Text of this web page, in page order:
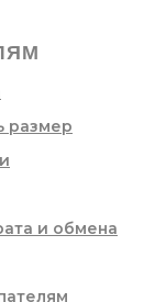
размер
и обмена